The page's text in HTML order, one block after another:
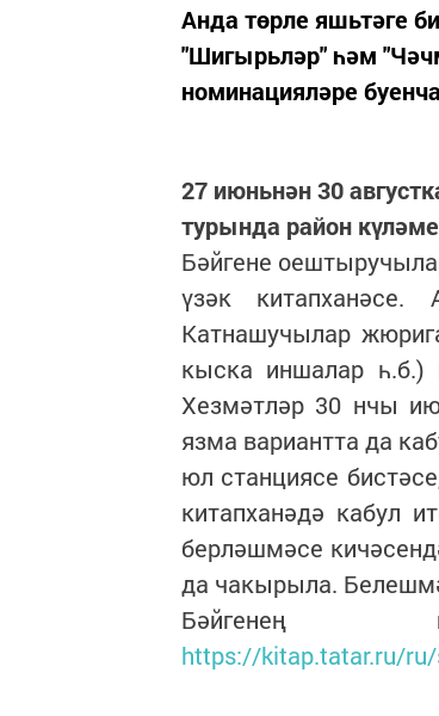
Анда төрле яшьтәге
"Шигырьләр" һәм
номинацияләре
27 июньнән 30
турында район
Бәйгене
үзәк
Катнашучылар
кыска иншалар һ.б.)
Хезмәтләр 30 нчы
язма вариантта да
юл станциясе
китапханәдә кабул
берләшмәсе
да чакырыла.
Бәйгенең
https://kitap.tatar.ru/